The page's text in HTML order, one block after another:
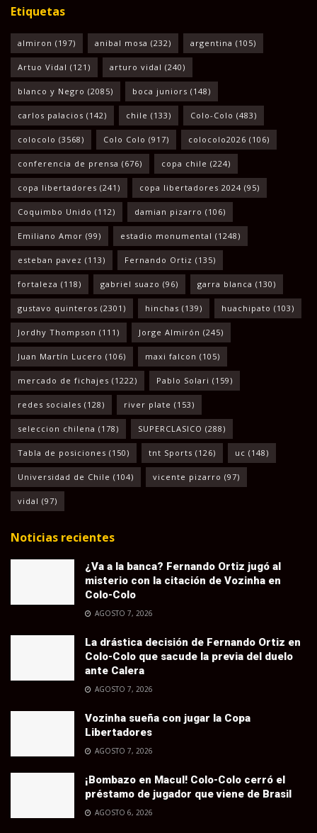
Etiquetas
almiron (197) anibal mosa (232) argentina (105)
Artuo Vidal (121) arturo vidal (240)
blanco y Negro (2085) boca juniors (148)
carlos palacios (142) chile (133) Colo-Colo (483)
colocolo (3568) Colo Colo (917) colocolo2026 (106)
conferencia de prensa (676) copa chile (224)
copa libertadores (241) copa libertadores 2024 (95)
Coquimbo Unido (112) damian pizarro (106)
Emiliano Amor (99) estadio monumental (1248)
esteban pavez (113) Fernando Ortiz (135)
fortaleza (118) gabriel suazo (96) garra blanca (130)
gustavo quinteros (2301) hinchas (139) huachipato (103)
Jordhy Thompson (111) Jorge Almirón (245)
Juan Martín Lucero (106) maxi falcon (105)
mercado de fichajes (1222) Pablo Solari (159)
redes sociales (128) river plate (153)
seleccion chilena (178) SUPERCLASICO (288)
Tabla de posiciones (150) tnt Sports (126) uc (148)
Universidad de Chile (104) vicente pizarro (97)
vidal (97)
Noticias recientes
¿Va a la banca? Fernando Ortiz jugó al
misterio con la citación de Vozinha en
Colo-Colo
AGOSTO 7, 2026
La drástica decisión de Fernando Ortiz en
Colo-Colo que sacude la previa del duelo
ante Calera
AGOSTO 7, 2026
Vozinha sueña con jugar la Copa
Libertadores
AGOSTO 7, 2026
¡Bombazo en Macul! Colo-Colo cerró el
préstamo de jugador que viene de Brasil
AGOSTO 6, 2026